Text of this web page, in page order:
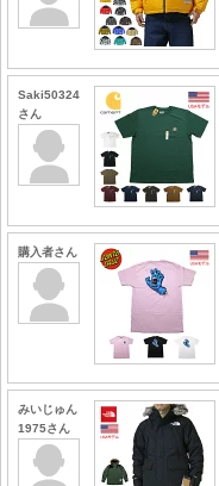
Saki50324
さん
購入者さん
みいじゅん
1975さん